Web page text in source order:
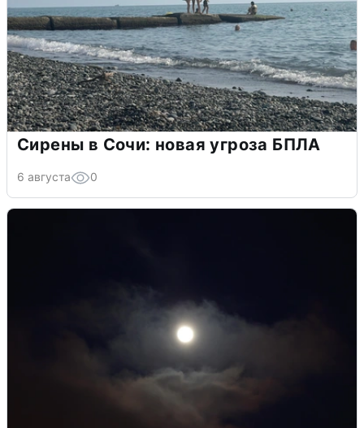
Сирены в Сочи: новая угроза БПЛА
6 августа 0